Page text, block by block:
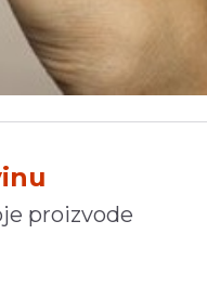
proizvode